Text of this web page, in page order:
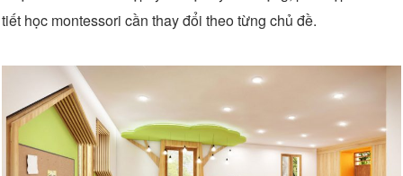
tiết học montessori cần thay đổi theo từng chủ đề.